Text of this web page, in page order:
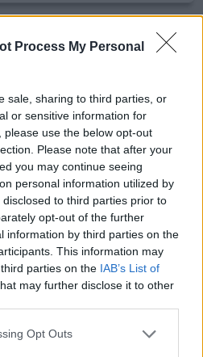
Process My Personal
sale, sharing to third parties, or
or sensitive information for
use the below opt-out
Please note that after your
you may continue seeing
personal information utilized by
to third parties prior to
opt-out of the further
information by third parties on the
This information may
parties on the IAB’s List of
may further disclose it to other
Opt Outs
( 3 uur per nacht) en heel
waardoor ik soms helemaal
achterelkaar niet kunnen
van de huisarts. Ze staan niet
en krijg dus ook niet
gebruik. Maar als ik
[lees meer...]